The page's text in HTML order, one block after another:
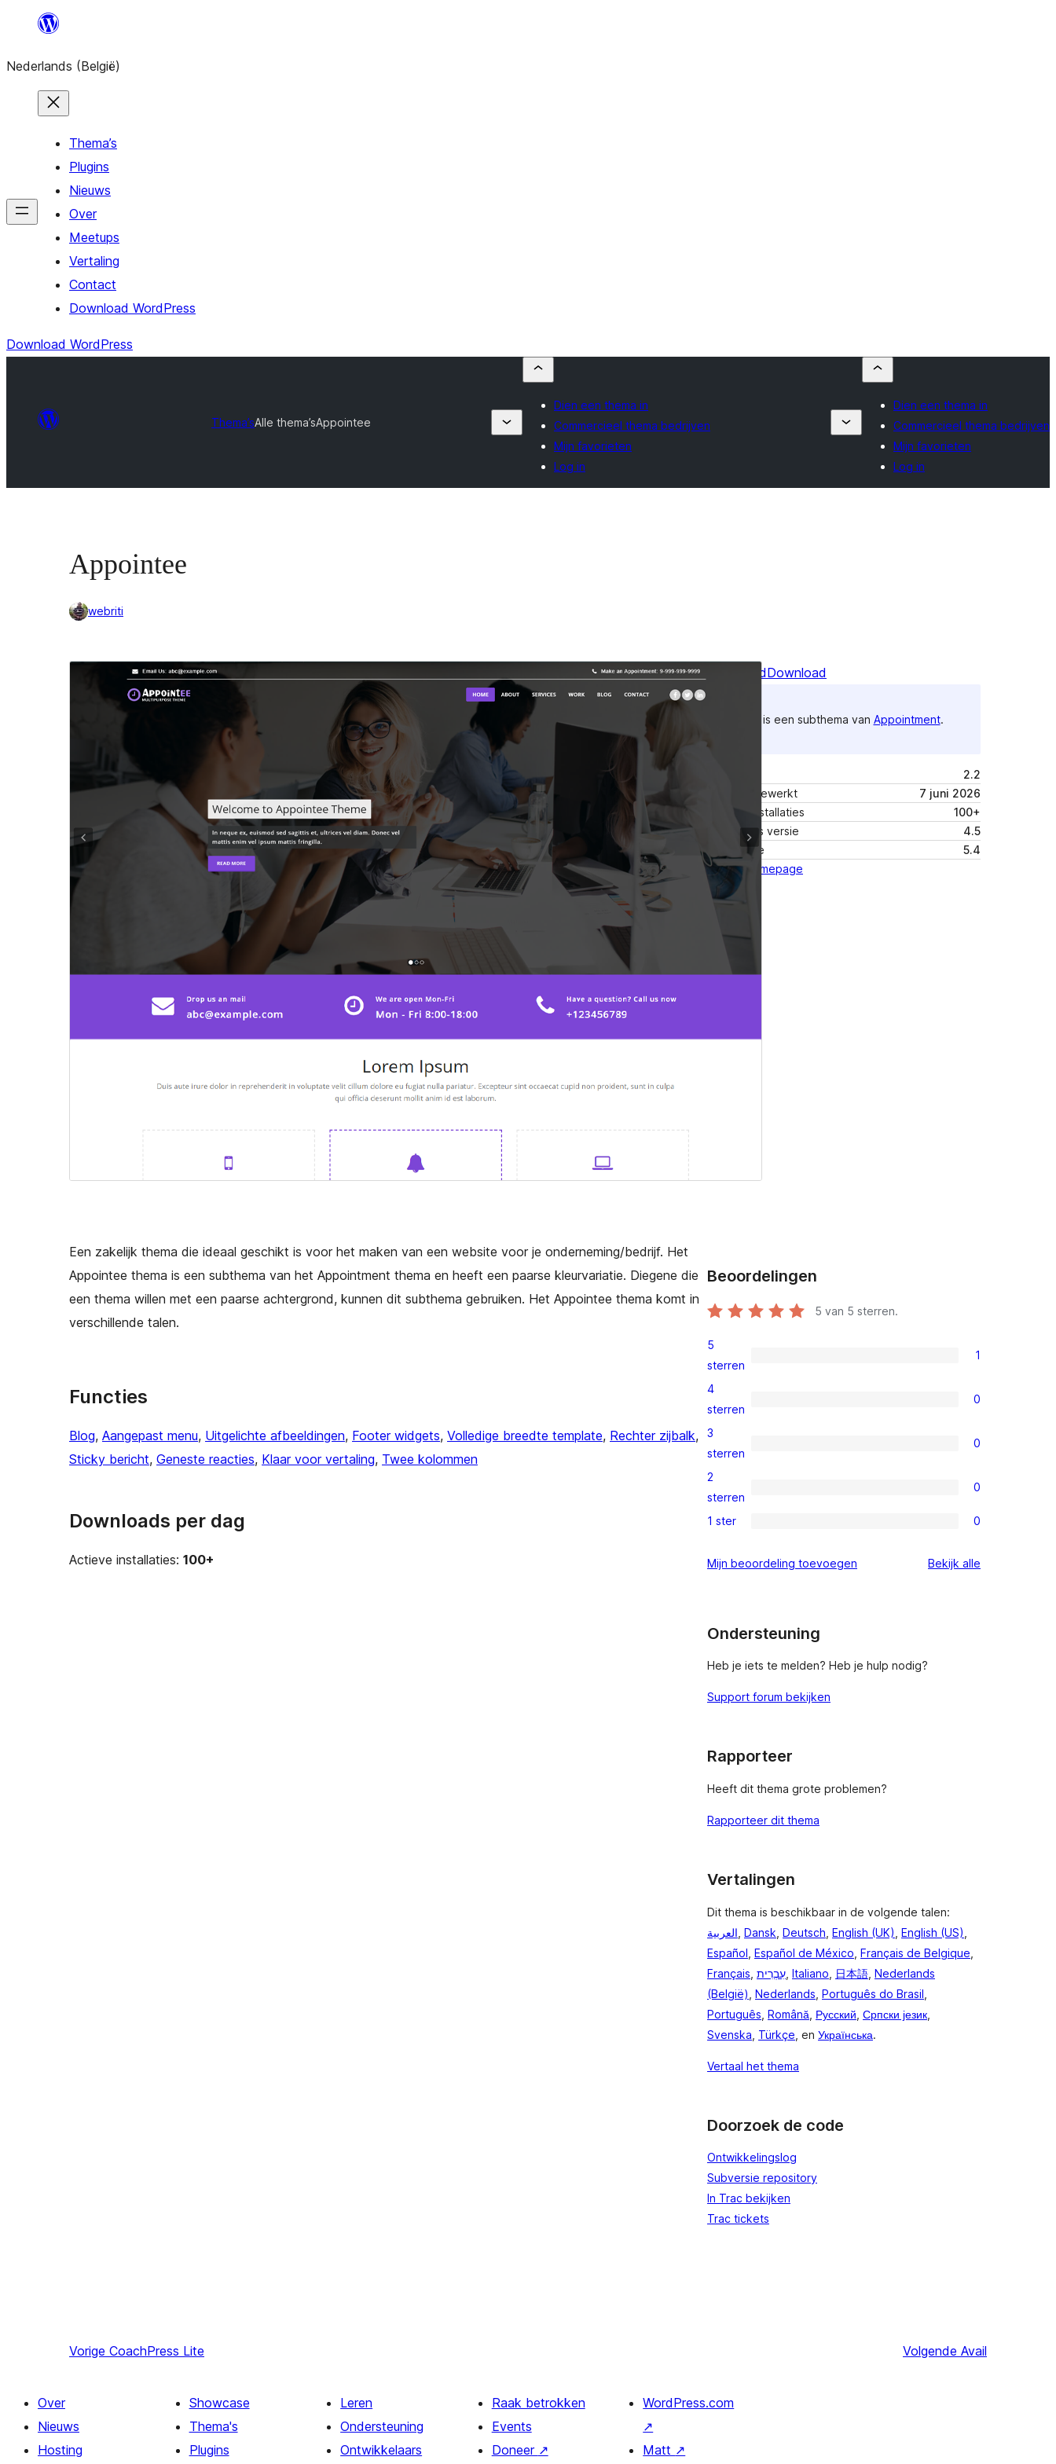
Spring
de
inhoud
Nederlands (België)
Thema’s
Plugins
Nieuws
Over
Meetups
Vertaling
Contact
Download WordPress
Download WordPress
Thema’sAlle thema’sAppointee
Dien een thema in
Commercieel thema bedrijven
Mijn favorieten
Log in
Dien een thema in
Commercieel thema bedrijven
Mijn favorieten
Log in
Appointee
webriti
VoorbeeldDownload
Dit is een subthema van Appointment.
2.2
Laatst bijgewerkt
7 juni 2026
Actieve installaties
100+
WordPress versie
4.5
PHP versie
5.4
Thema homepage
Een zakelijk thema die ideaal geschikt is voor het maken van een website voor je onderneming/bedrijf. Het
Appointee thema is een subthema van het Appointment thema en heeft een paarse kleurvariatie. Diegene die
een thema willen met een paarse achtergrond, kunnen dit subthema gebruiken. Het Appointee thema komt in
verschillende talen.
Functies
Blog, Aangepast menu, Uitgelichte afbeeldingen, Footer widgets, Volledige breedte template, Rechter zijbalk
Sticky bericht, Geneste reacties, Klaar voor vertaling, Twee kolommen
Downloads per dag
Actieve installaties: 100+
Beoordelingen
5 van 5 sterren.
1
5
ster
5
sterren
1
0
4
sterren
4
sterren
0
0
3
sterren
3
sterren
0
0
2
beoordeling
2
sterren
0
0
sterren
1 ster 0
Mijn beoordeling toevoegen Bekijk alle
Ondersteuning
Heb je iets te melden? Heb je hulp nodig?
Support forum bekijken
Rapporteer
Heeft dit thema grote problemen?
Rapporteer dit thema
Vertalingen
Dit thema is beschikbaar in de volgende talen:
العربية Dansk Deutsch English (UK) English (US)
Español Español de México Français de Belgique
Français עִבְרִית Italiano 日本語 Nederlands
(België) Nederlands Português do Brasil
Português Română Русский Српски језик
Svenska Türkçe , en Українська.
Vertaal het thema
Doorzoek de code
Ontwikkelingslog
Subversie repository
In Trac bekijken
Trac tickets
Vorige CoachPress Lite Volgende Avail
Over
Nieuws
Hosting
Showcase
Thema's
Plugins
Leren
Ondersteuning
Ontwikkelaars
Raak betrokken
Events
Doneer ↗
WordPress.com
↗
Matt ↗